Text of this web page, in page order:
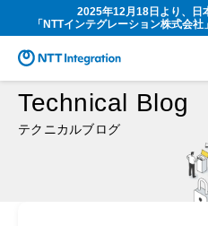
2025年12月18日より、日
「NTTインテグレーション株式会
Technical Blog
テクニカルブログ